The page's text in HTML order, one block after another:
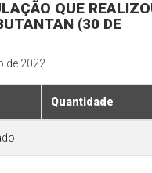
QUE
(30 DE
de 2022
Quantidade